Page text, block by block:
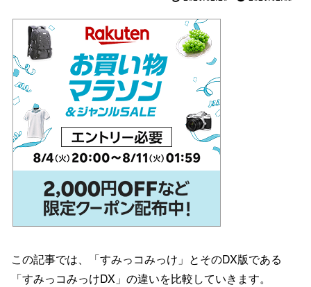
この記事では、「すみっコみっけ」とそのDX版である
「すみっコみっけDX」の違いを比較していきます。